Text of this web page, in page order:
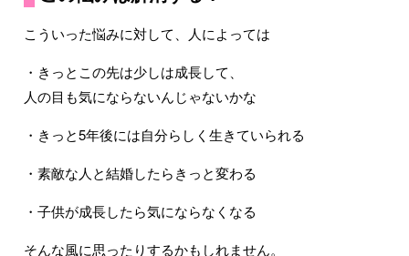
こういった悩みに対して、人によっては
・きっとこの先は少しは成長して、
人の目も気にならないんじゃないかな
・きっと5年後には自分らしく生きていられる
・素敵な人と結婚したらきっと変わる
・子供が成長したら気にならなくなる
そんな風に思ったりするかもしれません。